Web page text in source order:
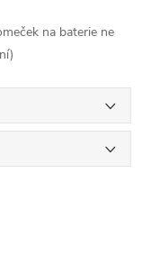
na baterie ne